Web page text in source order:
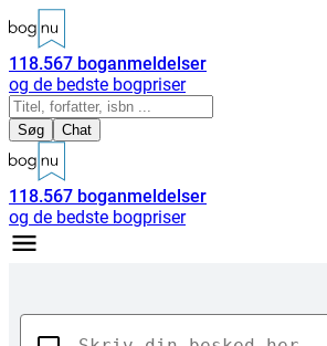
118.567 boganmeldelser
og de bedste bogpriser
Søg Chat
118.567 boganmeldelser
og de bedste bogpriser